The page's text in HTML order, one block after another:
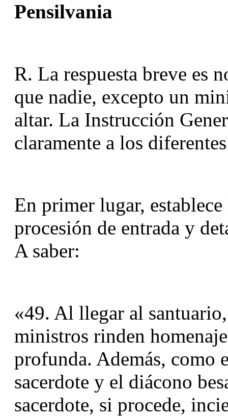
Pensilvania
R. La respuesta breve es
que nadie, excepto un
altar. La Instrucción
claramente a los
En primer lugar,
procesión de entrada y
A saber:
«49. Al llegar al
ministros rinden
profunda. Además, como
sacerdote y el diácono
sacerdote, si procede,